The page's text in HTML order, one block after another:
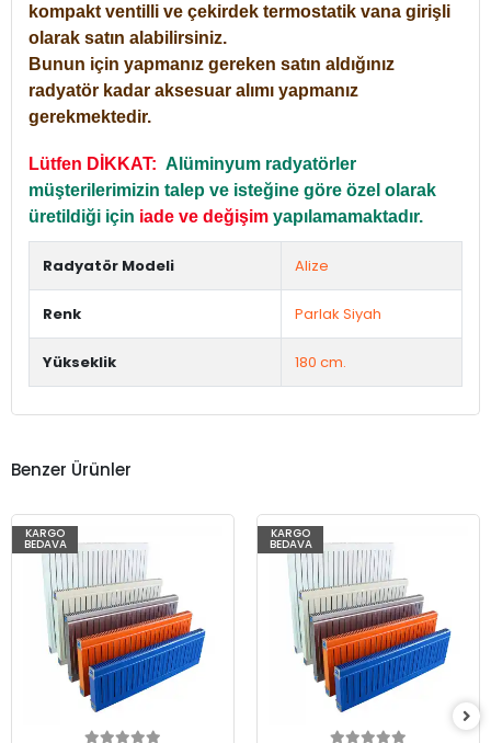
kompakt ventilli ve çekirdek termostatik vana girişli
olarak satın alabilirsiniz.
Bunun için yapmanız gereken satın aldığınız
radyatör kadar aksesuar alımı yapmanız
gerekmektedir.
Lütfen DİKKAT: Alüminyum radyatörler
müşterilerimizin talep ve isteğine göre özel olarak
üretildiği için iade ve değişim yapılamamaktadır.
Radyatör Modeli Alize
Renk Parlak Siyah
Yükseklik 180 cm.
Benzer Ürünler
KARGO
BEDAVA
KARGO
BEDAVA